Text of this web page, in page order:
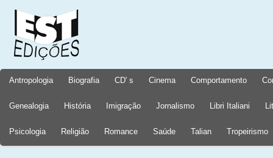
Antropologia Biografia CD' s Cinema Comportamento
Genealogia História Imigração Jornalismo Libri Italiani
Psicologia Religião Romance Saúde Talian Tropeirismo